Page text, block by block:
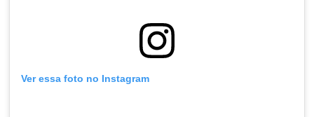
Ver essa foto no Instagram